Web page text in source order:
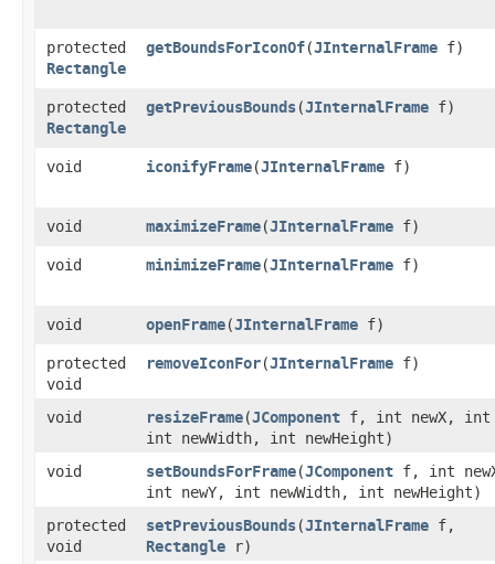
protected
Rectangle
getBoundsForIconOf​(JInternalFrame f)
protected
Rectangle
getPreviousBounds​(JInternalFrame f)
void iconifyFrame​(JInternalFrame f)
void maximizeFrame​(JInternalFrame f)
void minimizeFrame​(JInternalFrame f)
void openFrame​(JInternalFrame f)
protected
void
removeIconFor​(JInternalFrame f)
void resizeFrame​(JComponent f, int newX, int
int newWidth, int newHeight)
void
setBoundsForFrame​(JComponent f, int
int newY, int newWidth, int newHeight)
protected
void
setPreviousBounds​(JInternalFrame f,
Rectangle r)